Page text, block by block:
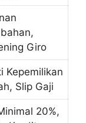
Giro
Kepemilikan
Slip Gaji
20%,